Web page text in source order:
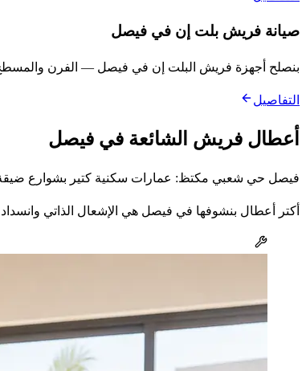
صيانة فريش بلت إن في فيصل
بنصلح أجهزة فريش البلت إن في فيصل — الفرن والمسطح
التفاصيل
أعطال فريش الشائعة في فيصل
فيصل حي شعبي مكتظ: عمارات سكنية كتير بشوارع ضيقة
أكتر أعطال بنشوفها في فيصل هي الإشعال الذاتي